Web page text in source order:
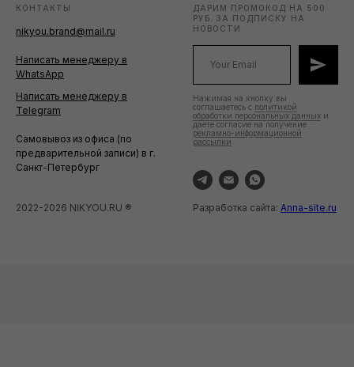
КОНТАКТЫ
nikyou.brand@mail.ru
Написать менеджеру в
WhatsApp
Написать менеджеру в
Telegram
Самовывоз из офиса (по
предварительной записи) в г.
Санкт-Петербург
ДАРИМ ПРОМОКОД НА 500
РУБ. ЗА ПОДПИСКУ НА
НОВОСТИ
Нажимая на кнопку вы
соглашаетесь с политикой
обработки персональных данных и
даете согласие на получение
рекламно-информационной
рассылки
2022-2026 NIKYOU.RU ® Разработка сайта: Anna-site.ru